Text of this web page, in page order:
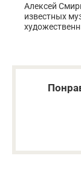
Алексей
известных